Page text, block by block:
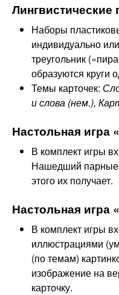
Наборы
индивидуально
треугольник
образуются круги
Темы карточек:
и слова (нем.),
Настольная игра
В комплект игры
Нашедший парные
этого их получает.
Настольная игра
В комплект игры
иллюстрациями
(по темам)
изображение на
карточку.